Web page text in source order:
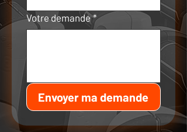
Votre demande *
Envoyer ma demande